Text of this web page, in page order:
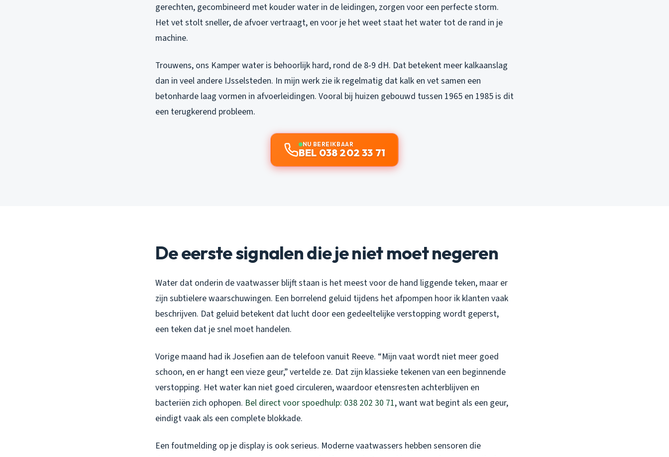
gerechten, gecombineerd met kouder water in de leidingen, zorgen voor een perfecte storm.
Het vet stolt sneller, de afvoer vertraagt, en voor je het weet staat het water tot de rand in je
machine.
Trouwens, ons Kamper water is behoorlijk hard, rond de 8-9 dH. Dat betekent meer kalkaanslag
dan in veel andere IJsselsteden. In mijn werk zie ik regelmatig dat kalk en vet samen een
betonharde laag vormen in afvoerleidingen. Vooral bij huizen gebouwd tussen 1965 en 1985 is dit
een terugkerend probleem.
NU BEREIKBAAR
BEL 038 202 33 71
De eerste signalen die je niet moet negeren
Water dat onderin de vaatwasser blijft staan is het meest voor de hand liggende teken, maar er
zijn subtielere waarschuwingen. Een borrelend geluid tijdens het afpompen hoor ik klanten vaak
beschrijven. Dat geluid betekent dat lucht door een gedeeltelijke verstopping wordt geperst,
een teken dat je snel moet handelen.
Vorige maand had ik Josefien aan de telefoon vanuit Reeve. “Mijn vaat wordt niet meer goed
schoon, en er hangt een vieze geur,” vertelde ze. Dat zijn klassieke tekenen van een beginnende
verstopping. Het water kan niet goed circuleren, waardoor etensresten achterblijven en
bacteriën zich ophopen. Bel direct voor spoedhulp: 038 202 30 71, want wat begint als een geur,
eindigt vaak als een complete blokkade.
Een foutmelding op je display is ook serieus. Moderne vaatwassers hebben sensoren die